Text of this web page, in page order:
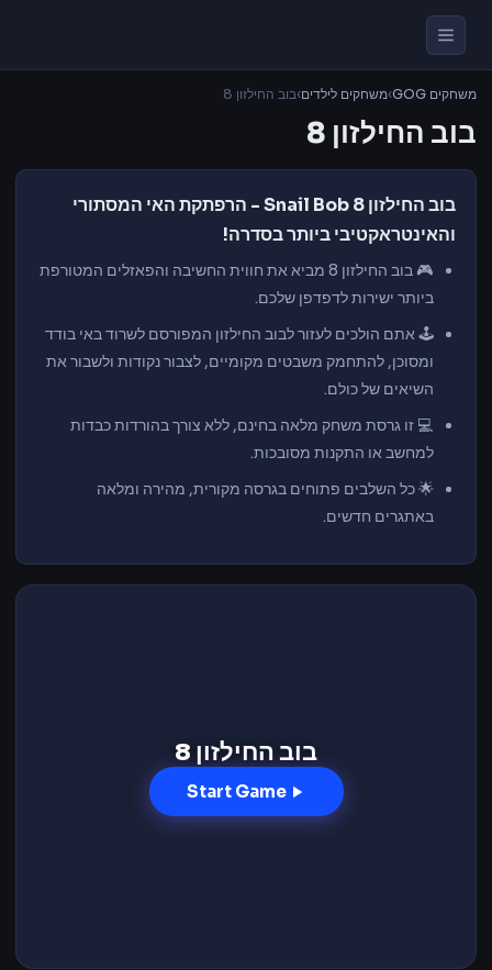
משחקים GOG ›משחקים לילדים›בוב החילזון 8
בוב החילזון 8
בוב החילזון 8 Snail Bob - הרפתקת האי המסתורי
והאינטראקטיבי ביותר בסדרה!
🎮 בוב החילזון 8
מביא את חווית החשיבה והפאזלים המטורפת
ביותר ישירות לדפדפן שלכם.
🕹️ אתם הולכים לעזור לבוב החילזון המפורסם לשרוד באי בודד
ומסוכן, להתחמק משבטים מקומיים, לצבור נקודות ולשבור את
השיאים של כולם.
💻 זו גרסת משחק מלאה בחינם, ללא צורך בהורדות כבדות
למחשב או התקנות מסובכות.
🌟 כל השלבים פתוחים בגרסה מקורית, מהירה ומלאה
באתגרים חדשים.
בוב החילזון 8
Start Game